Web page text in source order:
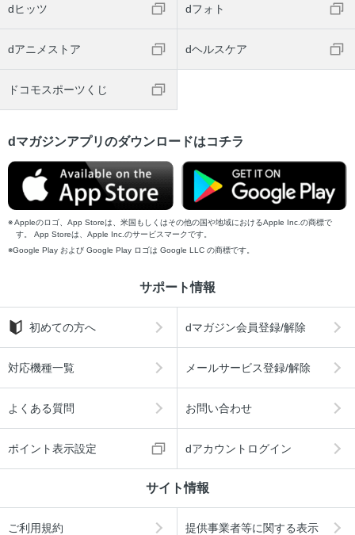
dヒッツ dフォト
dアニメストア dヘルスケア
ドコモスポーツくじ
dマガジンアプリのダウンロードはコチラ
Appleのロゴ、App Storeは、米国もしくはその他の国や地域におけるApple Inc.の商標で
す。 App Storeは、Apple Inc.のサービスマークです。
Google Play および Google Play ロゴは Google LLC の商標です。
サポート情報
初めての方へ dマガジン会員登録/解除
対応機種一覧 メールサービス登録/解除
よくある質問 お問い合わせ
ポイント表示設定 dアカウントログイン
サイト情報
ご利用規約 提供事業者等に関する表示